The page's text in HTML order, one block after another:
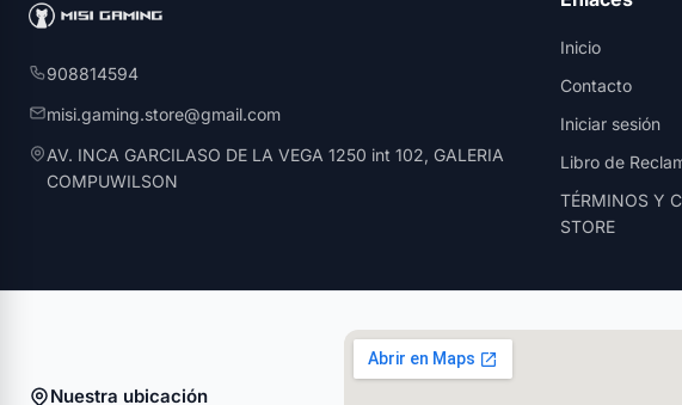
908814594
misi.gaming.store@gmail.com
AV. INCA GARCILASO DE LA VEGA 1250 int 102, GALERIA
COMPUWILSON
Inicio
Contacto
Iniciar sesión
Libro de
TÉRMINOS Y
STORE
Nuestra ubicación